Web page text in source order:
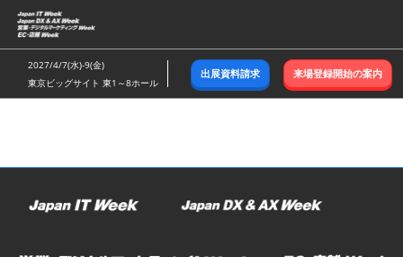
ス
キ
ッ
し
む
2027/4/7(水)-9(金)
東京ビッグサイト 東1～8ホール
出展資料請求 来場登録開始の案内